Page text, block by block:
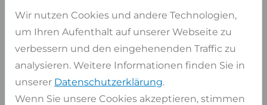
Artikel auswählen
Auf Lager 4 Stk
ca. Maße 335x193 cm
Pro Stück
6,47 qm
Wir nutzen Cookies und andere Technologien,
um Ihren Aufenthalt auf unserer Webseite zu
verbessern und den eingehenenden Traffic zu
analysieren. Weitere Informationen finden Sie in
unserer Datenschutzerklärung.
Wenn Sie unsere Cookies akzeptieren, stimmen